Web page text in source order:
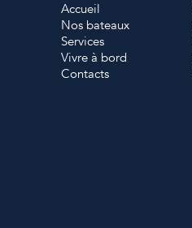
Accueil
Nos bateaux
Services
Vivre à bord
Contacts